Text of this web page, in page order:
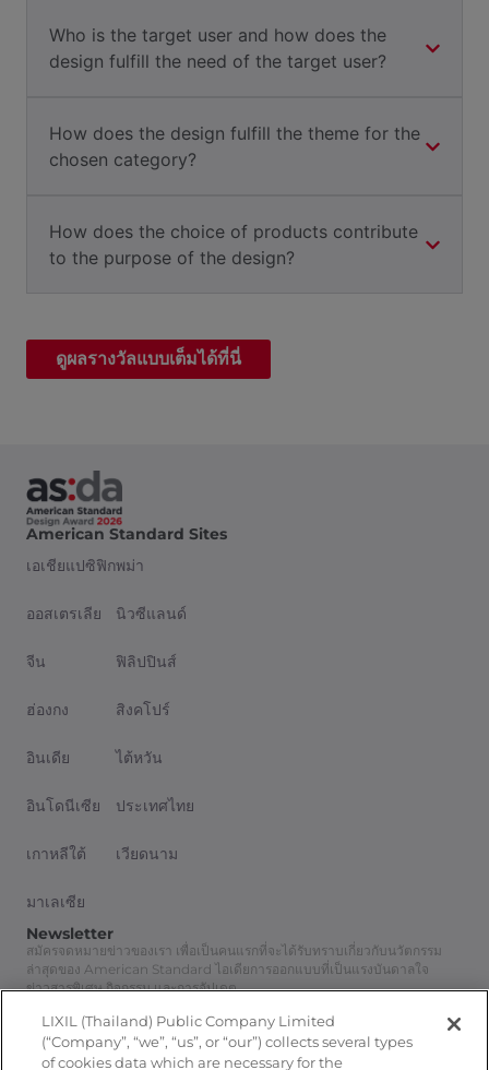
Who is the target user and how does the
design fulfill the need of the target user?
How does the design fulfill the theme for the
chosen category?
How does the choice of products contribute
to the purpose of the design?
ดูผลรางวัลแบบเต็มได้ที่นี่
American Standard Sites
เอเชียแปซิฟิก
ออสเตรเลีย
จีน
ฮ่องกง
อินเดีย
อินโดนีเซีย
เกาหลีใต้
มาเลเซีย
พม่า
นิวซีแลนด์
ฟิลิปปินส์
สิงคโปร์
ไต้หวัน
ประเทศไทย
เวียดนาม
Newsletter
สมัครจดหมายข่าวของเรา เพื่อเป็นคนแรกที่จะได้รับทราบเกี่ยวกับนวัตกรรม
ล่าสุดของ American Standard ไอเดียการออกแบบที่เป็นแรงบันดาลใจ
ข่าวสารพิเศษ กิจกรรม และการอัปเดต
สมัครสมาชิก
Follow Us
LIXIL (Thailand) Public Company Limited
(“Company”, “we”, “us”, or “our”) collects several types
of cookies data which are necessary for the